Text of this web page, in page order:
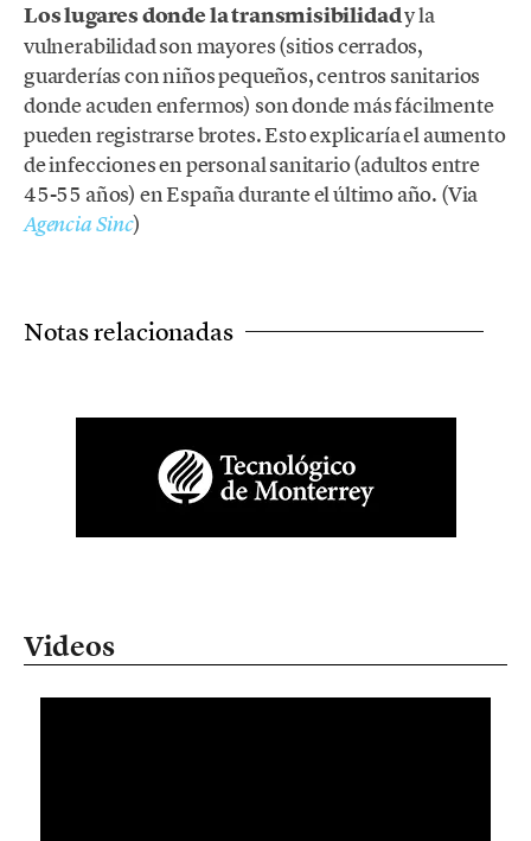
Los lugares donde la transmisibilidady la
vulnerabilidad son mayores (sitios cerrados,
guarderías con niños pequeños, centros sanitarios
donde acuden enfermos) son donde más fácilmente
pueden registrarse brotes. Esto explicaría el aumento
de infecciones en personal sanitario (adultos entre
45-55 años) en España durante el último año. (Via
Agencia Sinc)
Notas relacionadas
Videos